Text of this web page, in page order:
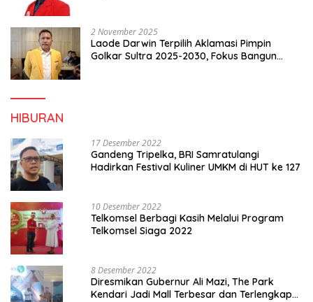
2 November 2025
Laode Darwin Terpilih Aklamasi Pimpin
Golkar Sultra 2025-2030, Fokus Bangun
HIBURAN
17 Desember 2022
Gandeng Tripelka, BRI Samratulangi
Hadirkan Festival Kuliner UMKM di HUT ke 127
10 Desember 2022
Telkomsel Berbagi Kasih Melalui Program
Telkomsel Siaga 2022
8 Desember 2022
Diresmikan Gubernur Ali Mazi, The Park
Kendari Jadi Mall Terbesar dan Terlengkap